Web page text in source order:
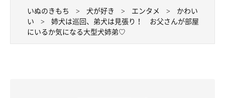
いぬのきもち 犬が好き エンタメ
かわい
い
姉犬は巡回、弟犬は見張り！ お父さんが部屋
にいるか気になる大型犬姉弟♡